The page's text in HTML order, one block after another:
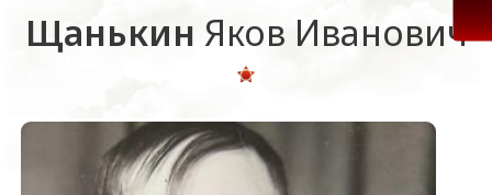
Щанькин Яков Иванович